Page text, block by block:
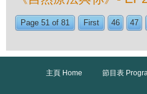
Page 51 of 81 First 46 47
主頁 Home 節目表